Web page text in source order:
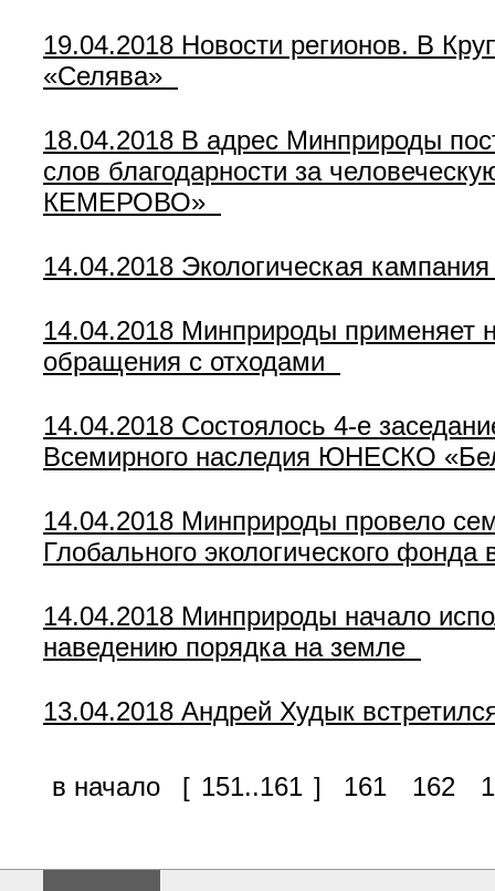
19.04.2018 Новости регионов. В
«Селява»
18.04.2018 В адрес Минприроды
слов благодарности за
КЕМЕРОВО»
14.04.2018 Экологическая
14.04.2018 Минприроды применяет
обращения с отходами
14.04.2018 Состоялось 4-е
Всемирного наследия ЮНЕСКО
14.04.2018 Минприроды провело
Глобального экологического
14.04.2018 Минприроды начало
наведению порядка на земле
13.04.2018 Андрей Худык
в начало [ 151..161 ] 161 162